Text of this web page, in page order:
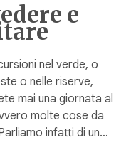
e
nel verde, o
o nelle riserve,
mai una giornata al
molte cose da
infatti di un…